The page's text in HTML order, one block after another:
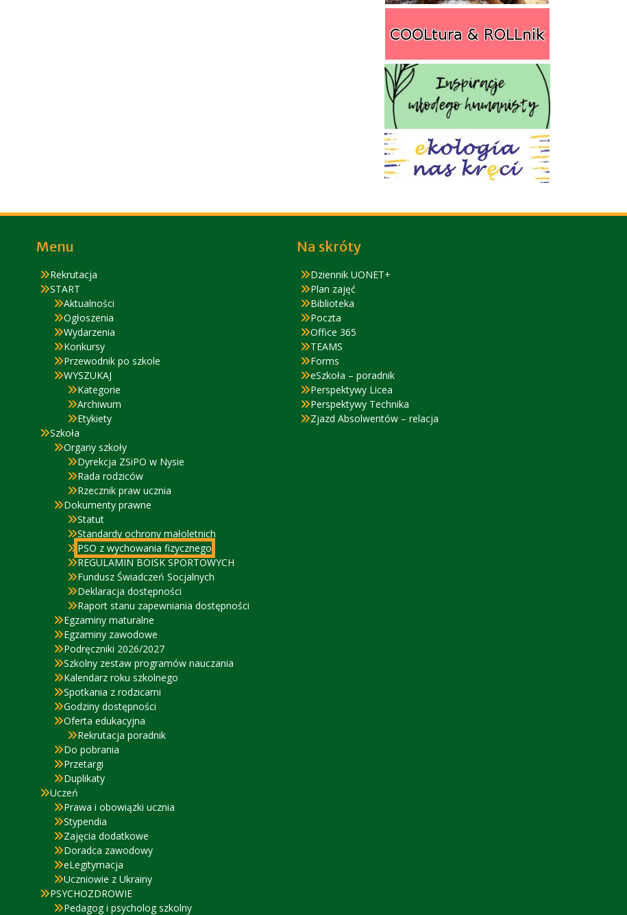
Menu
Rekrutacja
START
Aktualności
Ogłoszenia
Wydarzenia
Konkursy
Przewodnik po szkole
WYSZUKAJ
Kategorie
Archiwum
Etykiety
Szkoła
Organy szkoły
Dyrekcja ZSiPO w Nysie
Rada rodziców
Rzecznik praw ucznia
Dokumenty prawne
Statut
Standardy ochrony małoletnich
PSO z wychowania fizycznego
REGULAMIN BOISK SPORTOWYCH
Fundusz Świadczeń Socjalnych
Deklaracja dostępności
Raport stanu zapewniania dostępności
Egzaminy maturalne
Egzaminy zawodowe
Podręczniki 2026/2027
Szkolny zestaw programów nauczania
Kalendarz roku szkolnego
Spotkania z rodzicami
Godziny dostępności
Oferta edukacyjna
Rekrutacja poradnik
Do pobrania
Przetargi
Duplikaty
Uczeń
Prawa i obowiązki ucznia
Stypendia
Zajęcia dodatkowe
Doradca zawodowy
eLegitymacja
Uczniowie z Ukrainy
PSYCHOZDROWIE
Pedagog i psycholog szkolny
Na skróty
Dziennik UONET+
Plan zajęć
Biblioteka
Poczta
Office 365
TEAMS
Forms
eSzkoła – poradnik
Perspektywy Licea
Perspektywy Technika
Zjazd Absolwentów – relacja